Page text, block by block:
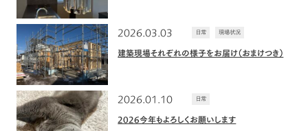
建築現場それぞれの様子をお届け（おまけつき）
日常 現場状況
2026.03.03
2026今年もよろしくお願いします
日常
2026.01.10